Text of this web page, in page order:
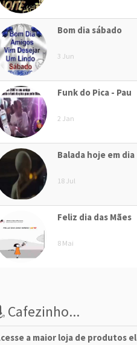
Bom dia sábado
3 Jun
Funk do Pica - Pau
2 Jan
Balada hoje em dia
18 Jul
Feliz dia das Mães
8 Mai
Cafezinho...
a maior loja de produtos